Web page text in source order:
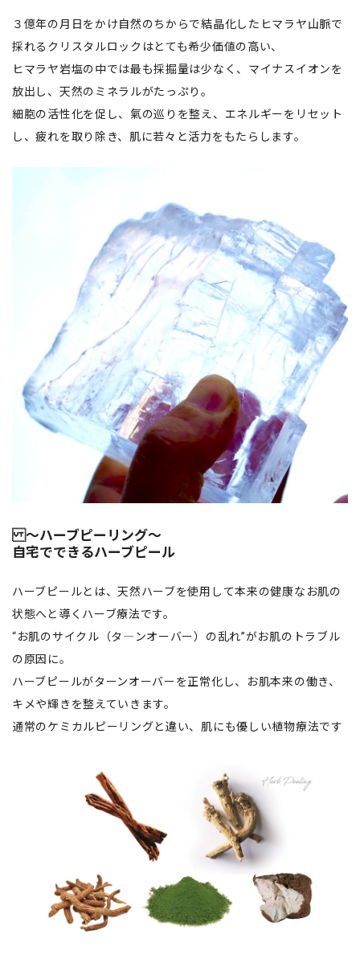
３億年の月日をかけ自然のちからで結晶化したヒマラヤ山脈で
採れるクリスタルロックはとても希少価値の高い、
ヒマラヤ岩塩の中では最も採掘量は少なく、マイナスイオンを
放出し、天然のミネラルがたっぷり。
細胞の活性化を促し、氣の巡りを整え、エネルギーをリセット
し、疲れを取り除き、肌に若々と活力をもたらします。
～ハーブピーリング～
自宅でできるハーブピール
ハーブピールとは、天然ハーブを使用して本来の健康なお肌の
状態へと導くハーブ療法です。
“お肌のサイクル（タ―ンオーバー）の乱れ”がお肌のトラブル
の原因に。
ハーブピールがターンオーバーを正常化し、お肌本来の働き、
キメや輝きを整えていきます。
通常のケミカルピーリングと違い、肌にも優しい植物療法です